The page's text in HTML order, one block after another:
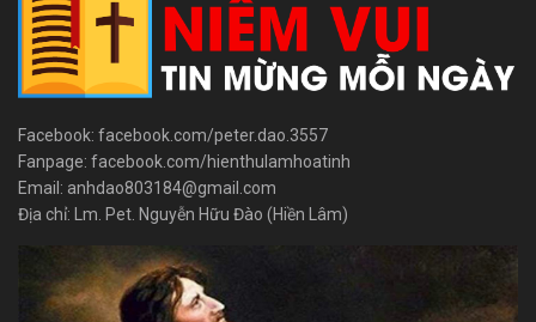
Facebook: facebook.com/peter.dao.3557
Fanpage: facebook.com/hienthulamhoatinh
Email: anhdao803184@gmail.com
Địa chỉ: Lm. Pet. Nguyễn Hữu Đào (Hiền Lâm)